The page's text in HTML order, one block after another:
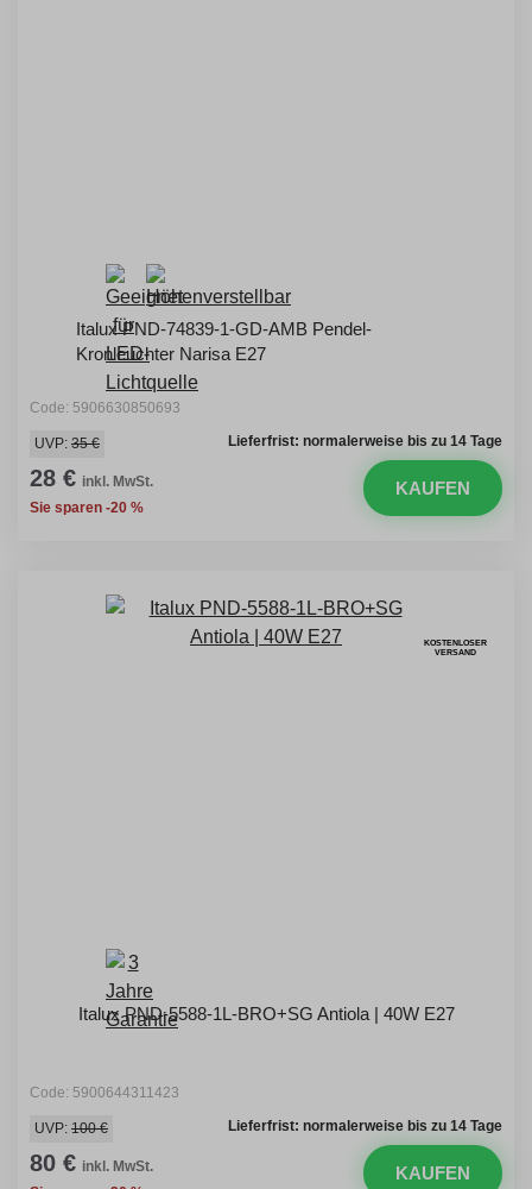
Italux PND-74839-1-GD-AMB Pendel-
Kronleuchter Narisa E27
Code: 5906630850693
Lieferfrist: normalerweise bis zu 14 Tage
UVP: 35 €
28 € inkl. MwSt.
Sie sparen -20 %
KAUFEN
KOSTENLOSER
VERSAND
Italux PND-5588-1L-BRO+SG Antiola | 40W E27
Code: 5900644311423
Lieferfrist: normalerweise bis zu 14 Tage
UVP: 100 €
80 € inkl. MwSt.
KAUFEN